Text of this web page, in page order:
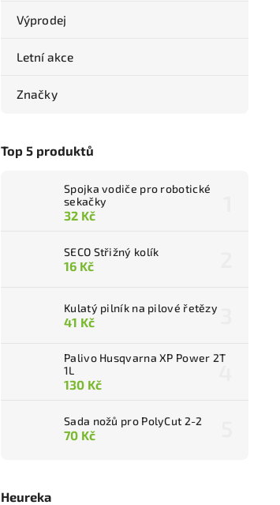
Výprodej
Letní akce
Značky
Top 5 produktů
Spojka vodiče pro robotické
sekačky
32 Kč
SECO Střižný kolík
16 Kč
Kulatý pilník na pilové řetězy
41 Kč
Palivo Husqvarna XP Power 2T
1L
130 Kč
Sada nožů pro PolyCut 2-2
70 Kč
Heureka